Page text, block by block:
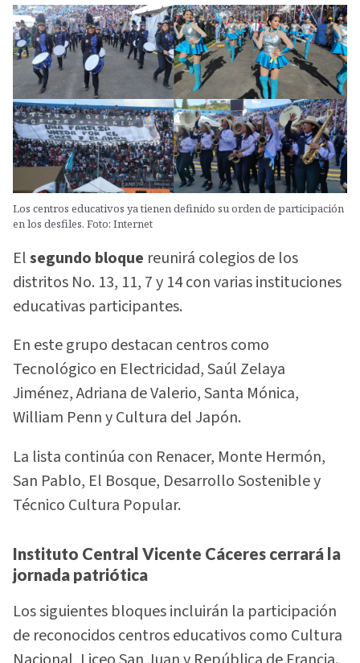
Los centros educativos ya tienen definido su orden de participación
en los desfiles. Foto: Internet
Elsegundo bloque reunirá colegios de los
distritos No. 13, 11, 7 y 14 con varias instituciones
educativas participantes.
En este grupo destacan centros como
Tecnológico en Electricidad, Saúl Zelaya
Jiménez, Adriana de Valerio, Santa Mónica,
William Penn y Cultura del Japón.
La lista continúa con Renacer, Monte Hermón,
San Pablo, El Bosque, Desarrollo Sostenible y
Técnico Cultura Popular.
Instituto Central Vicente Cáceres cerrará la
jornada patriótica
Los siguientes bloques incluirán la participación
de reconocidos centros educativos como Cultura